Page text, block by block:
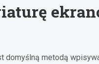
domyślną metodą